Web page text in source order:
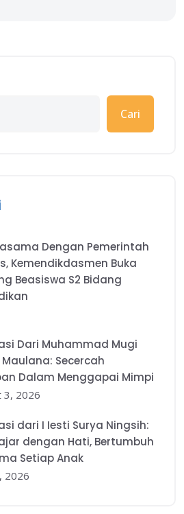
Cari
Dengan Pemerintah
Kemendikdasmen Buka
Beasiswa S2 Bidang
Dari Muhammad Mugi
Secercah
Dalam Menggapai Mimpi
3, 2026
dari I Iesti Surya Ningsih:
dengan Hati, Bertumbuh
Setiap Anak
2026